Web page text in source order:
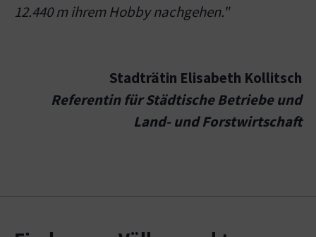
12.440 m ihrem Hobby nachgehen."
Stadträtin Elisabeth Kollitsch
Referentin für Städtische Betriebe und
Land- und Forstwirtschaft